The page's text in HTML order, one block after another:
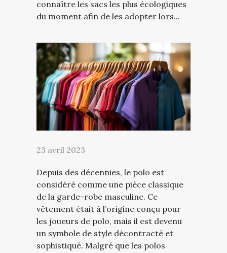
connaître les sacs les plus écologiques
du moment afin de les adopter lors...
23 avril 2023
Depuis des décennies, le polo est
considéré comme une pièce classique
de la garde-robe masculine. Ce
vêtement était à l’origine conçu pour
les joueurs de polo, mais il est devenu
un symbole de style décontracté et
sophistiqué. Malgré que les polos